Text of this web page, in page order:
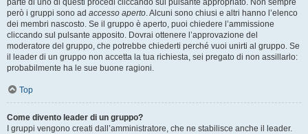
parte di uno di questi procedi cliccando sul pulsante appropriato. Non sempre
però i gruppi sono ad accesso aperto. Alcuni sono chiusi e altri hanno l’elenco
dei membri nascosto. Se il gruppo è aperto, puoi chiedere l’ammissione
cliccando sul pulsante apposito. Dovrai ottenere l’approvazione del
moderatore del gruppo, che potrebbe chiederti perché vuoi unirti al gruppo. Se
il leader di un gruppo non accetta la tua richiesta, sei pregato di non assillarlo:
probabilmente ha le sue buone ragioni.
Top
Come divento leader di un gruppo?
I gruppi vengono creati dall’amministratore, che ne stabilisce anche il leader.